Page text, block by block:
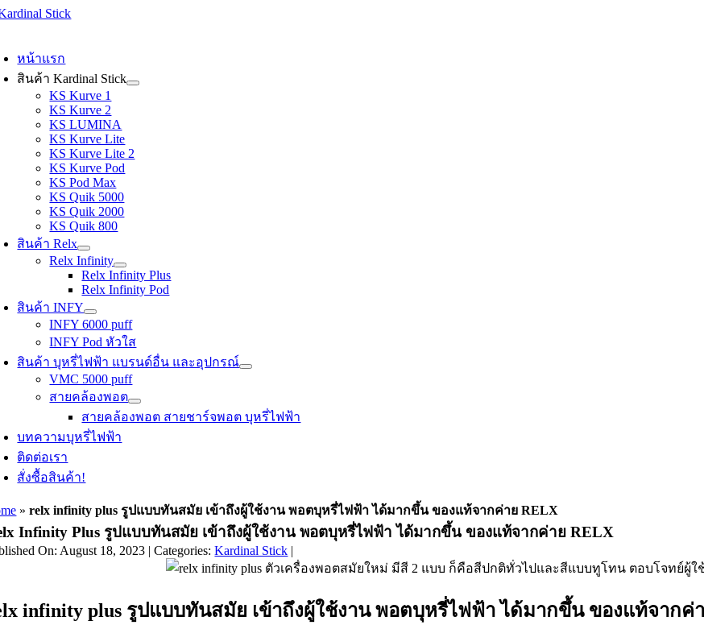
Skip
หน้าแรก
สินค้า Kardinal Stick
KS Kurve 1
KS Kurve 2
KS LUMINA
KS Kurve Lite
KS Kurve Lite 2
KS Kurve Pod
KS Pod Max
KS Quik 5000
KS Quik 2000
KS Quik 800
สินค้า Relx
Relx Infinity
Relx Infinity Plus
Relx Infinity Pod
สินค้า INFY
INFY 6000 puff
INFY Pod หัวใส
สินค้า บุหรี่ไฟฟ้า แบรนด์อื่น และอุปกรณ์
VMC 5000 puff
สายคล้องพอต
สายคล้องพอต สายชาร์จพอต บุหรี่ไฟฟ้า
บทความบุหรี่ไฟฟ้า
ติดต่อเรา
สั่งซื้อสินค้า!
»relx infinity plus รูปแบบทันสมัย เข้าถึงผู้ใช้งาน พอตบุหรี่ไฟฟ้า ได้มากขึ้น ของแท้จากค่าย RELX
Infinity Plus รูปแบบทันสมัย เข้าถึงผู้ใช้งาน พอตบุหรี่ไฟฟ้า ได้มากขึ้น ของแท้จากค่าย RELX
On: August 18, 2023 |Categories:Kardinal Stick |
infinity plus รูปแบบทันสมัย เข้าถึงผู้ใช้งาน พอตบุหรี่ไฟฟ้า ได้มากขึ้น ของแท้จากค่